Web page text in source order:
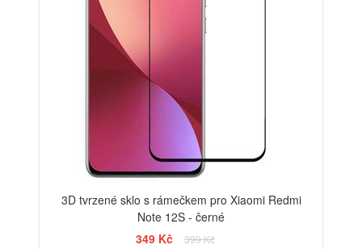
3D tvrzené sklo s rámečkem pro Xiaomi Redmi
Note 12S - černé
349 Kč
399 Kč